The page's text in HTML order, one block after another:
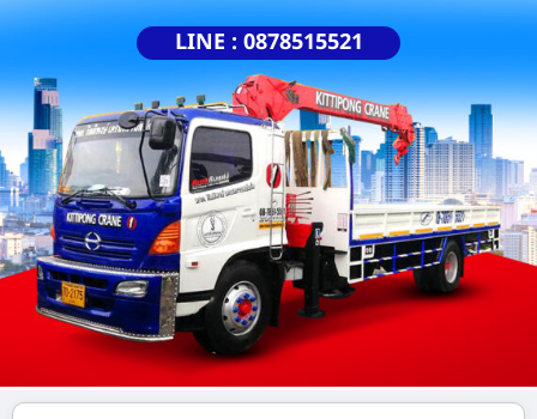
LINE : 0878515521